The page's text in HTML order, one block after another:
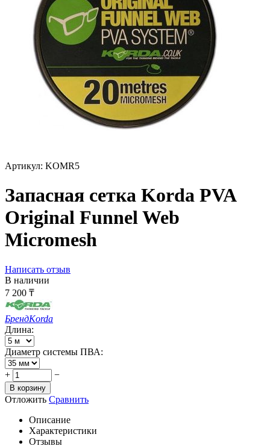
Артикул: KOMR5
Запасная сетка Korda PVA
Original Funnel Web
Micromesh
Написать отзыв
В наличии
7 200 ₸
БрендKorda
Длина:
Диаметр системы ПВА:
+ −
В корзину
Отложить Сравнить
Описание
Характеристики
Отзывы